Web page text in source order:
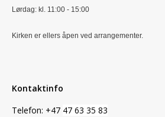
Lørdag: kl. 11:00 - 15:00
Kirken er ellers åpen ved arrangementer.
Kontaktinfo
Telefon: +47 47 63 35 83